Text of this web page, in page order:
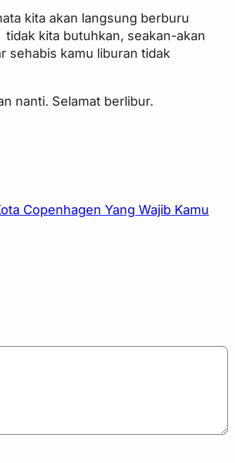
kita akan langsung berburu
kita butuhkan, seakan-akan
sehabis kamu liburan tidak
nanti. Selamat berlibur.
Copenhagen Yang Wajib Kamu